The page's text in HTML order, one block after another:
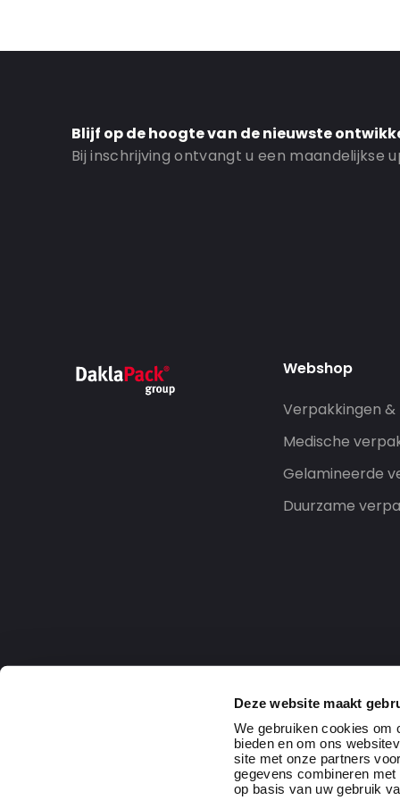
Deze website maakt
We gebruiken cookies om
bieden en om ons
site met onze partners
gegevens combineren
op basis van uw gebruik
Blijf op de hoogte van de nieuwste
Bij inschrijving ontvangt u een
Webshop
Verpakkingen &
Medische
Gelamineerde
Duurzame